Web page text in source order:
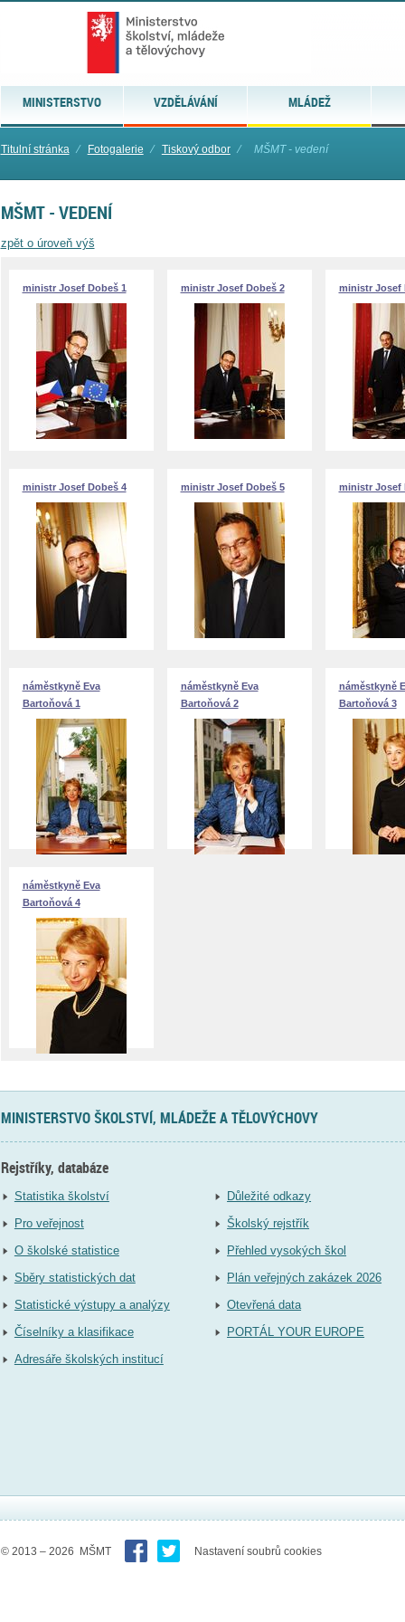
MINISTERSTVO VZDĚLÁVÁNÍ MLÁDEŽ
Titulní stránka ⁄ Fotogalerie ⁄ Tiskový odbor ⁄ MŠMT - vedení
MŠMT - VEDENÍ
zpět o úroveň výš
ministr Josef Dobeš 1 ministr Josef Dobeš 2 ministr Josef
ministr Josef Dobeš 4 ministr Josef Dobeš 5 ministr Josef
náměstkyně Eva
Bartoňová 1
náměstkyně Eva
Bartoňová 2
náměstkyně
Bartoňová 3
náměstkyně Eva
Bartoňová 4
MINISTERSTVO ŠKOLSTVÍ, MLÁDEŽE A TĚLOVÝCHOVY
Rejstříky, databáze
Statistika školství
Pro veřejnost
O školské statistice
Sběry statistických dat
Statistické výstupy a analýzy
Číselníky a klasifikace
Adresáře školských institucí
Důležité odkazy
Školský rejstřík
Přehled vysokých škol
Plán veřejných zakázek 2026
Otevřená data
PORTÁL YOUR EUROPE
© 2013 – 2026 MŠMT Nastavení soubrů cookies